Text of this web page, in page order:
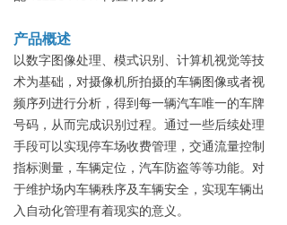
产品概述
以数字图像处理、模式识别、计算机视觉等技
术为基础，对摄像机所拍摄的车辆图像或者视
频序列进行分析，得到每一辆汽车唯一的车牌
号码，从而完成识别过程。通过一些后续处理
手段可以实现停车场收费管理，交通流量控制
指标测量，车辆定位，汽车防盗等等功能。对
于维护场内车辆秩序及车辆安全，实现车辆出
入自动化管理有着现实的意义。